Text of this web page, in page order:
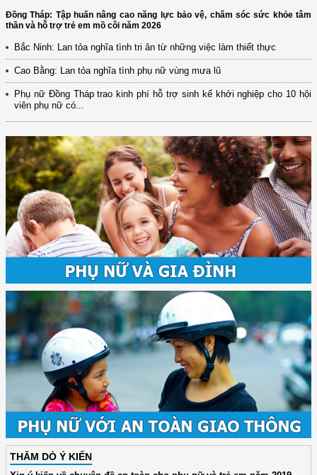
Đồng Tháp: Tập huấn nâng cao năng lực bảo vệ, chăm sóc sức khỏe tâm
thần và hỗ trợ trẻ em mồ côi năm 2026
Bắc Ninh: Lan tỏa nghĩa tình tri ân từ những việc làm thiết thực
Cao Bằng: Lan tỏa nghĩa tình phụ nữ vùng mưa lũ
Phụ nữ Đồng Tháp trao kinh phí hỗ trợ sinh kế khởi nghiệp cho 10 hội
viên phụ nữ có...
THĂM DÒ Ý KIẾN